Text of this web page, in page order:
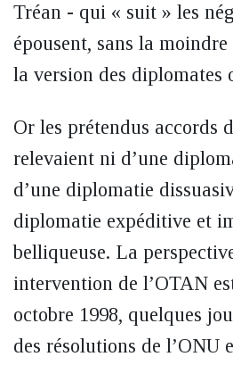
Tréan - qui « suit » les
épousent, sans la
la version des diplomates
Or les prétendus accords
relevaient ni d’une
d’une diplomatie
diplomatie expéditive et
belliqueuse. La
intervention de l’OTAN
octobre 1998, quelques
des résolutions de l’ONU